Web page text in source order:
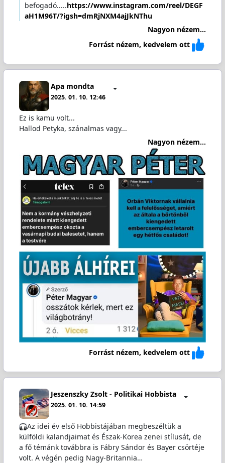
befogadó.....https://www.instagram.com/reel/DEGF
aH1M96T/?igsh=dmRjNXM4ajJkNThu
Nagyon nézem...
Forrást nézem, kedvelem ott
Apa mondta
2025. 01. 10. 12:46
Ez is kamu volt...
Hallod Petyka, szánalmas vagy...
Nagyon nézem...
Forrást nézem, kedvelem ott
Jeszenszky Zsolt - Politikai Hobbista
2025. 01. 10. 14:59
Az idei év első Hobbistájában megbeszéltük a
külföldi kalandjaimat és Észak-Korea zenei stílusát, de
a fő témánk továbbra is Fábry Sándor és Bayer csörtéje
volt. A végén pedig Nagy-Britannia…